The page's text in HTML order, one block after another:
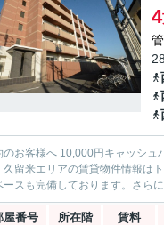
4
のお客様へ 10,000円キャッシュ
久留米エリアの賃貸物件情報は
ースも完備しております。さら
屋番号 所在階 賃料